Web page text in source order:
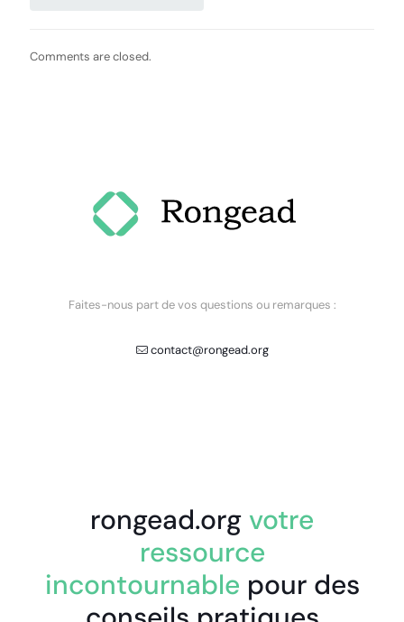
Comments are closed.
Faites-nous part de vos questions ou remarques :
contact@rongead.org
rongead.org votre
ressource
incontournable pour des